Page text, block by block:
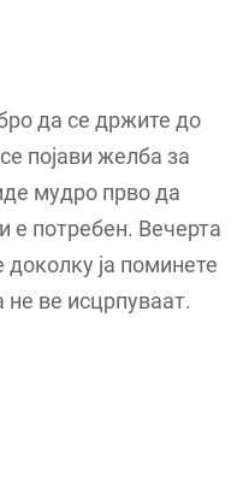
да се држите до
појави желба за
мудро прво да
е потребен. Вечерта
ја поминете
ве исцрпуваат.